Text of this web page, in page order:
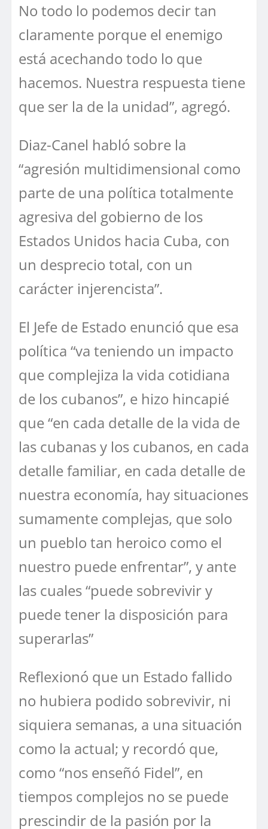
No todo lo podemos decir tan
claramente porque el enemigo
está acechando todo lo que
hacemos. Nuestra respuesta tiene
que ser la de la unidad”, agregó.
Diaz-Canel habló sobre la
“agresión multidimensional como
parte de una política totalmente
agresiva del gobierno de los
Estados Unidos hacia Cuba, con
un desprecio total, con un
carácter injerencista”.
El Jefe de Estado enunció que esa
política “va teniendo un impacto
que complejiza la vida cotidiana
de los cubanos”, e hizo hincapié
que “en cada detalle de la vida de
las cubanas y los cubanos, en cada
detalle familiar, en cada detalle de
nuestra economía, hay situaciones
sumamente complejas, que solo
un pueblo tan heroico como el
nuestro puede enfrentar”, y ante
las cuales “puede sobrevivir y
puede tener la disposición para
superarlas”
Reflexionó que un Estado fallido
no hubiera podido sobrevivir, ni
siquiera semanas, a una situación
como la actual; y recordó que,
como “nos enseñó Fidel”, en
tiempos complejos no se puede
prescindir de la pasión por la